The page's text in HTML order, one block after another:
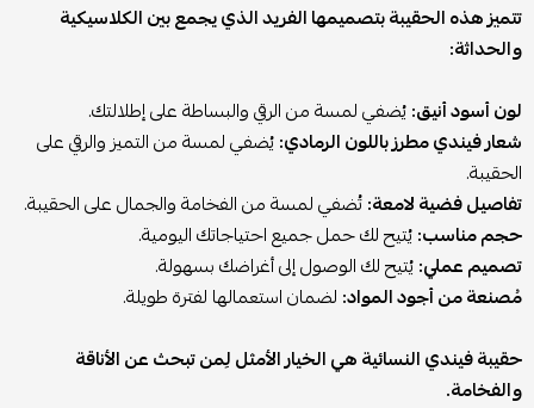
تتميز هذه الحقيبة بتصميمها الفريد الذي يجمع بين الكلاسيكية
والحداثة:
لون أسود أنيق:يُضفي لمسة من الرقي والبساطة على إطلالتك.
شعار فيندي مطرز باللون الرمادي:يُضفي لمسة من التميز والرقي على
الحقيبة.
تفاصيل فضية لامعة:تُضفي لمسة من الفخامة والجمال على الحقيبة.
حجم مناسب:يُتيح لك حمل جميع احتياجاتك اليومية.
تصميم عملي:يُتيح لك الوصول إلى أغراضك بسهولة.
مُصنعة من أجود المواد: لضمان استعمالها لفترة طويلة.
حقيبة فيندي النسائية هي الخيار الأمثل لِمن تبحث عن الأناقة
والفخامة.